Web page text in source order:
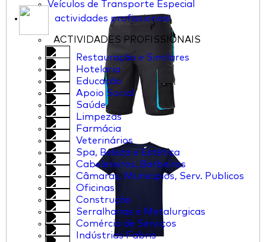
Veículos de Transporte Especial
actividades profissionais
ACTIVIDADES PROFISSIONAIS
Restauração e Similares
Hotelaria
Educação
Apoio Social
Saúde
Limpezas
Farmácia
Veterinários
Spa, Beleza e Estética
Cabelereiros, Barbeiros
Câmaras, Municipios, Serv. Publicos
Oficinas
Construção
Serralharias e Metalurgicas
Comércio de Serviços
Indústrias Fabris